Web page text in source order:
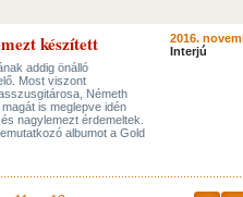
készített
addig önálló
Most viszont
Németh
is meglepve idén
nagylemezt érdemeltek.
albumot a Gold
2016.
Interjú